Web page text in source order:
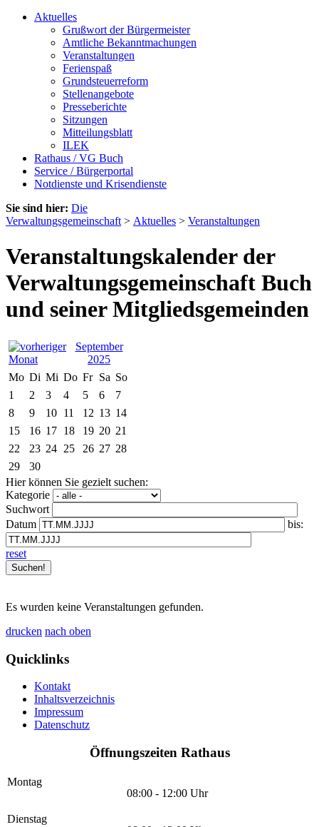
Aktuelles
Grußwort der Bürgermeister
Amtliche Bekanntmachungen
Veranstaltungen
Ferienspaß
Grundsteuerreform
Stellenangebote
Presseberichte
Sitzungen
Mitteilungsblatt
ILEK
Rathaus / VG Buch
Service / Bürgerportal
Notdienste und Krisendienste
Sie sind hier: Die
Verwaltungsgemeinschaft > Aktuelles > Veranstaltungen
Veranstaltungskalender der
Verwaltungsgemeinschaft Buch
und seiner Mitgliedsgemeinden
September
2025
Mo Di Mi Do Fr Sa So
1
2 3 4 5 6
7
8
9 10 11 12 13 14
15
16 17 18 19 20 21
22
23 24 25 26 27 28
29
30
Hier können Sie gezielt suchen:
Kategorie
Suchwort
Datum
bis:
reset
Es wurden keine Veranstaltungen gefunden.
drucken nach oben
Quicklinks
Kontakt
Inhaltsverzeichnis
Impressum
Datenschutz
Öffnungszeiten Rathaus
Montag
08:00 - 12:00 Uhr
Dienstag